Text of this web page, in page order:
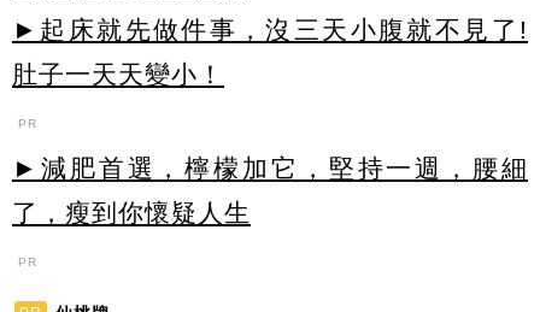
►起床就先做件事，沒三天小腹就不見了!
肚子一天天變小！
PR
►減肥首選，檸檬加它，堅持一週，腰細
了，瘦到你懷疑人生
PR